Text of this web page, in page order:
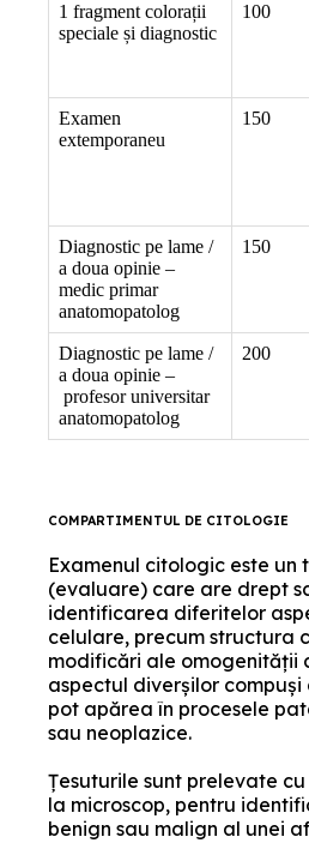
1 fragment colorații
speciale și diagnostic
100
Examen
extemporaneu
150
Diagnostic pe lame /
a doua opinie –
medic primar
anatomopatolog
150
Diagnostic pe lame /
a doua opinie –
profesor universitar
anatomopatolog
200
COMPARTIMENTUL DE CITOLOGIE
Examenul citologic este un
(evaluare) care are drept
identificarea diferitelor
celulare, precum structura
modificări ale omogenității
aspectul diverșilor compuși
pot apărea în procesele
sau neoplazice.
Țesuturile sunt prelevate
la microscop, pentru
benign sau malign al unei